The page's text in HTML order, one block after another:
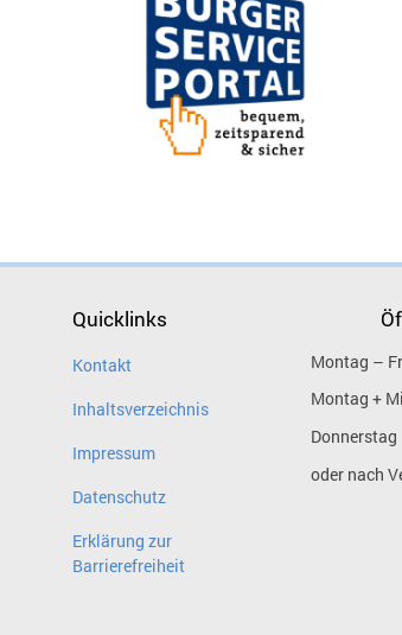
Quicklinks
Kontakt
Inhaltsverzeichnis
Impressum
Datenschutz
Erklärung zur
Barrierefreiheit
Montag –
Montag +
Donnerstag
oder nach